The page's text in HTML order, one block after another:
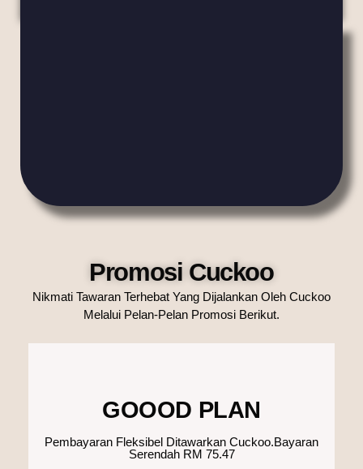
Promosi Cuckoo
Nikmati Tawaran Terhebat Yang Dijalankan Oleh Cuckoo
Melalui Pelan-Pelan Promosi Berikut.
GOOOD PLAN
Pembayaran Fleksibel Ditawarkan Cuckoo.Bayaran
Serendah RM 75.47